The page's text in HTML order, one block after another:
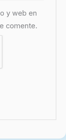
y web en
comente.